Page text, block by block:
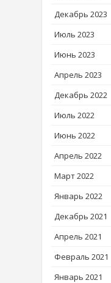
Декабрь 2023
Июль 2023
Июнь 2023
Апрель 2023
Декабрь 2022
Июль 2022
Июнь 2022
Апрель 2022
Март 2022
Январь 2022
Декабрь 2021
Апрель 2021
Февраль 2021
Январь 2021